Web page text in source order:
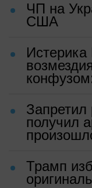
ЧП на
США
Истерика
получил
Трамп